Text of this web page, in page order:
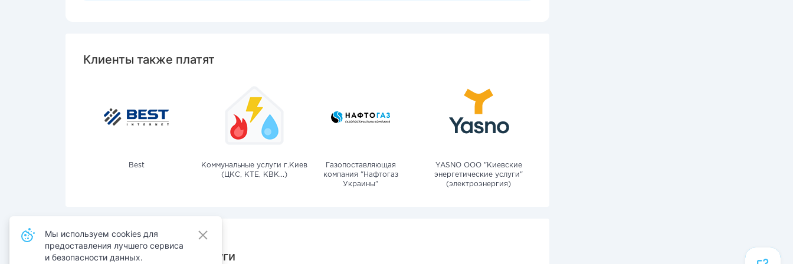
Клиенты также платят
Best
Коммунальные услуги г.Киев
(ЦКС, КТЕ, КВК...)
Газопоставляющая
компания "Нафтогаз
Украины"
YASNO OOO "Киевские
энергетические услуги"
(электроэнергия)
Также оплачивают услуги
Мы используем cookies для
предоставления лучшего сервиса
и безопасности данных.